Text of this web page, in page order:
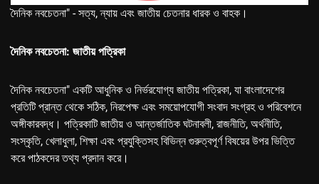
দৈনিক নবচেতনা" - সত্য, ন্যায় এবং জাতীয় চেতনার ধারক ও বাহক।
দৈনিক নবচেতনা: জাতীয় পত্রিকা
দৈনিক নবচেতনা" একটি আধুনিক ও নির্ভরযোগ্য জাতীয় পত্রিকা, যা বাংলাদেশের
প্রতিটি প্রান্ত থেকে সঠিক, নিরপেক্ষ এবং সময়োপযোগী সংবাদ সংগ্রহ ও পরিবেশনে
অঙ্গীকারবদ্ধ। পত্রিকাটি জাতীয় ও আন্তর্জাতিক ঘটনাবলী, রাজনীতি, অর্থনীতি,
সংস্কৃতি, খেলাধুলা, শিক্ষা এবং প্রযুক্তিসহ বিভিন্ন গুরুত্বপূর্ণ বিষয়ের উপর ভিত্তি
করে পাঠকদের তথ্য প্রদান করে।